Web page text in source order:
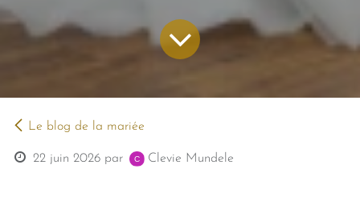
Le blog de la mariée
22 juin 2026 par Clevie Mundele